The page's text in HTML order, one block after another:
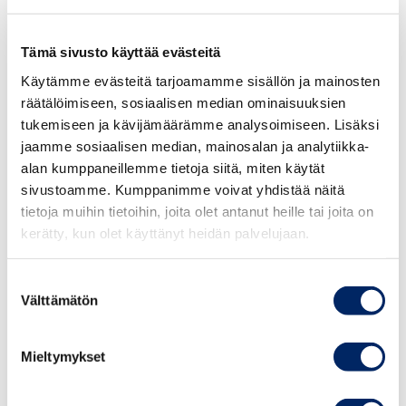
Tämä sivusto käyttää evästeitä
Käytämme evästeitä tarjoamamme sisällön ja mainosten
räätälöimiseen, sosiaalisen median ominaisuuksien
tukemiseen ja kävijämäärämme analysoimiseen. Lisäksi
jaamme sosiaalisen median, mainosalan ja analytiikka-
alan kumppaneillemme tietoja siitä, miten käytät
sivustoamme. Kumppanimme voivat yhdistää näitä
tietoja muihin tietoihin, joita olet antanut heille tai joita on
kerätty, kun olet käyttänyt heidän palvelujaan.
valinta
Välttämätön
Mieltymykset
tulevaisuuteen ja laittaisi niiden tuotot hyvään käyttöön:
suomalaisen korkean osaamisen turvaamiseen ja
kehittämiseen.
Esittämämme uudistus on valtiontalouden näkökulmasta
käytännössä kustannusneutraali. Kun yliopistoja
perusrahoitus katetaan Suomen yliopistosäätiön kautta
omaisuustuloilla ja kerätyillä lukukausimaksuilla, voidaan
perusrahoitukseen varattu nykyinen budjettirahoitus
siirtää muuhun käyttöön. Yliopistojen rahoitusta voidaan
tehdään vuosittain kustannusten nousua vastaava